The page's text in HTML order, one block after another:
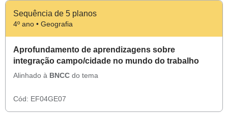
Sequência de 5 planos
4º ano • Geografia
Aprofundamento de aprendizagens sobre
integração campo/cidade no mundo do trabalho
Alinhado à BNCC do tema
Cód: EF04GE07